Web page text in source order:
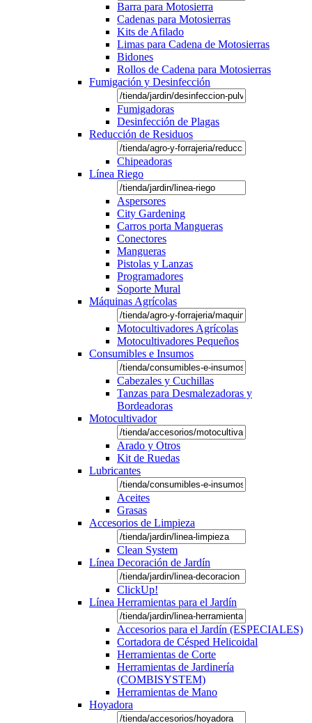
Barra para Motosierra
Cadenas para Motosierras
Kits de Afilado
Limas para Cadena de Motosierras
Bidones
Rollos de Cadena para Motosierras
Fumigación y Desinfección
Fumigadoras
Desinfección de Plagas
Reducción de Residuos
Chipeadoras
Línea Riego
Aspersores
City Gardening
Carros porta Mangueras
Conectores
Mangueras
Pistolas y Lanzas
Programadores
Soporte Mural
Máquinas Agrícolas
Motocultivadores Agrícolas
Motocultivadores Pequeños
Consumibles e Insumos
Cabezales y Cuchillas
Tanzas para Desmalezadoras y
Bordeadoras
Motocultivador
Arado y Otros
Kit de Ruedas
Lubricantes
Aceites
Grasas
Accesorios de Limpieza
Clean System
Línea Decoración de Jardín
ClickUp!
Línea Herramientas para el Jardín
Accesorios para el Jardín (ESPECIALES)
Cortadora de Césped Helicoidal
Herramientas de Corte
Herramientas de Jardinería
(COMBISYSTEM)
Herramientas de Mano
Hoyadora